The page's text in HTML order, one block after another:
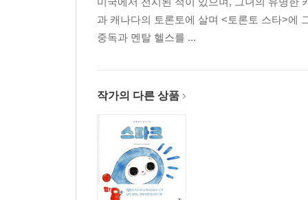
과 캐나다의 토론토에 살며 <토론토 스타>에
중독과 멘탈 헬스를 ...
작가의 다른 상품